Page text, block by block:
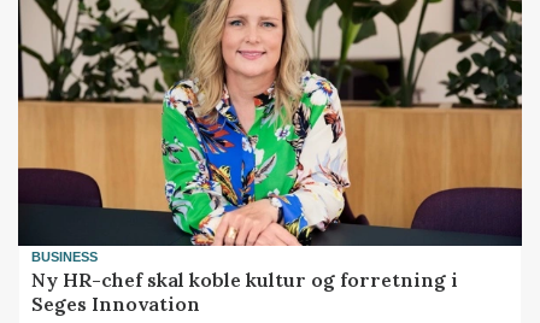
BUSINESS
Ny HR-chef skal koble kultur og forretning i
Seges Innovation